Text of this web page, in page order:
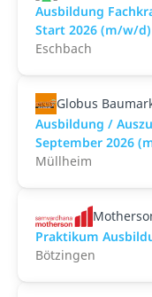
Ausbildung
Start 2026 (m/w/d)
Eschbach
Globus
Ausbildung /
September 2026
Müllheim
Praktikum
Bötzingen